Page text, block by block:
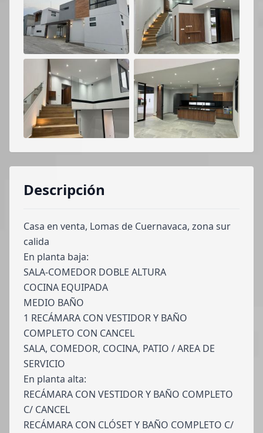
Descripción
Casa en venta, Lomas de Cuernavaca, zona sur
calida
En planta baja:
SALA-COMEDOR DOBLE ALTURA
COCINA EQUIPADA
MEDIO BAÑO
1 RECÁMARA CON VESTIDOR Y BAÑO
COMPLETO CON CANCEL
SALA, COMEDOR, COCINA, PATIO / AREA DE
SERVICIO
En planta alta:
RECÁMARA CON VESTIDOR Y BAÑO COMPLETO
C/ CANCEL
RECÁMARA CON CLÓSET Y BAÑO COMPLETO C/